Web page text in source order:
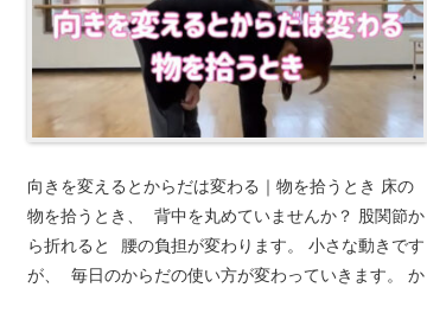
向きを変えるとからだは変わる｜物を拾うとき 床の
物を拾うとき、 背中を丸めていませんか？ 股関節か
ら折れると 腰の負担が変わります。 小さな動きです
が、 毎日のからだの使い方が変わっていきます。 か